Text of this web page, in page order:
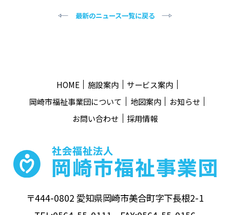
最新のニュース一覧に戻る
HOME 施設案内
サービス案内
岡崎市福祉事業団について
地図案内
お知らせ
お問い合わせ
採用情報
〒444-0802 愛知県岡崎市美合町字下長根2-1